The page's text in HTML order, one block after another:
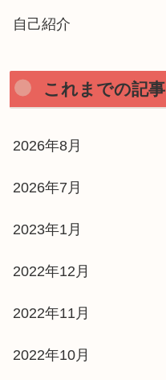
自己紹介
これまでの記事
2026年8月
2026年7月
2023年1月
2022年12月
2022年11月
2022年10月